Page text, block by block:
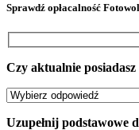
Sprawdź opłacalność
Czy aktualnie posiadasz
Uzupełnij podstawowe